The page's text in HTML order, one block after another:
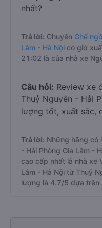
nhất?
Trả lời: Chuyến Ghế
Lâm - Hà Nội có giờ
21:02 là của nhà xe
Câu hỏi: Review xe
Thuỷ Nguyên - Hải
lượng tốt, xuất sắc,
Trả lời: Những hãng có
- Hải Phòng Gia Lâm -
cao cấp nhất là nhà xe
Lâm - Hà Nội từ Thuỷ
lượng là 4.7/5 dựa trên